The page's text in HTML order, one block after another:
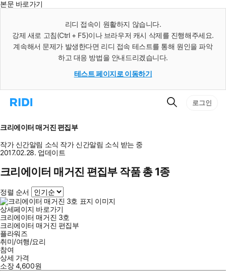
본문 바로가기
리디 접속이 원활하지 않습니다.
강제 새로 고침(Ctrl + F5)이나 브라우저 캐시 삭제를 진행해주세요.
계속해서 문제가 발생한다면 리디 접속 테스트를 통해 원인을 파악
하고 대응 방법을 안내드리겠습니다.
테스트 페이지로 이동하기
리
으
로
이
동
검
로그인
크리에이터 매거진 편집부
작가 신간알림 소식 작가 신간알림 소식 받는 중
2017.02.28. 업데이트
크리에이터 매거진 편집부 작품 총 1종
정렬 순서
상세페이지 바로가기
크리에이터 매거진 3호
크리에이터 매거진 편집부
플라워즈
취미/여행/요리
참여
상세 가격
소장4,600원